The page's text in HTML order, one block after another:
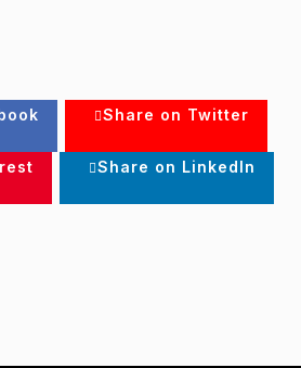
Share on Twitter
Share on LinkedIn